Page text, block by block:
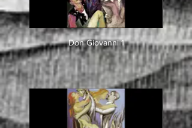
Don Giovanni 1